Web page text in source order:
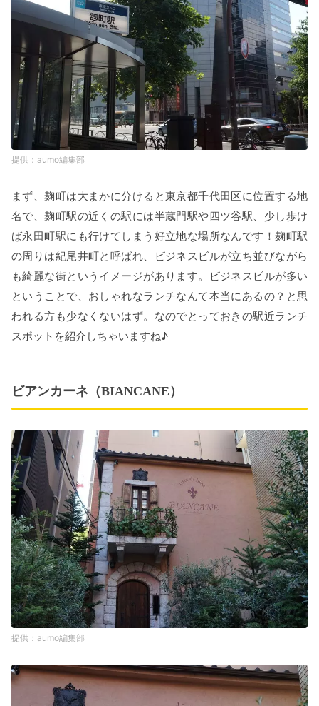
aumo編集部
まず、麹町は大まかに分けると東京都千代田区に位置する地
名で、麹町駅の近くの駅には半蔵門駅や四ツ谷駅、少し歩け
ば永田町駅にも行けてしまう好立地な場所なんです！麹町駅
の周りは紀尾井町と呼ばれ、ビジネスビルが立ち並びながら
も綺麗な街というイメージがあります。ビジネスビルが多い
ということで、おしゃれなランチなんて本当にあるの？と思
われる方も少なくないはず。なのでとっておきの駅近ランチ
スポットを紹介しちゃいますね♪
ビアンカーネ（BIANCANE）
aumo編集部